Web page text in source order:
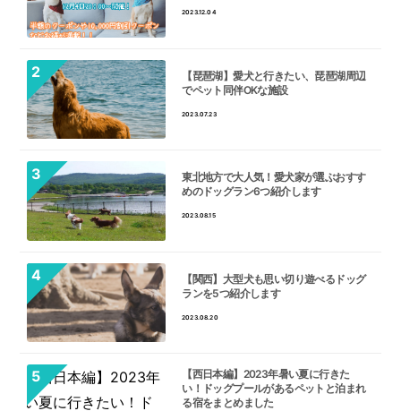
2023.12.04
【琵琶湖】愛犬と行きたい、琵琶湖周辺
でペット同伴OKな施設
2023.07.23
東北地方で大人気！愛犬家が選ぶおすす
めのドッグラン6つ紹介します
2023.08.15
【関西】大型犬も思い切り遊べるドッグ
ランを5つ紹介します
2023.08.20
【西日本編】2023年暑い夏に行きた
い！ドッグプールがあるペットと泊まれ
る宿をまとめました